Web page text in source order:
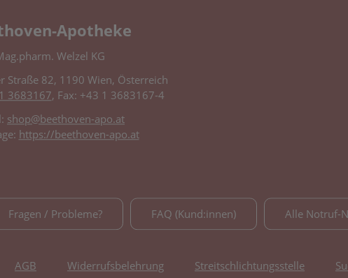
Apotheke
Welzel KG
Straße 82, 1190 Wien, Österreich
3683167, Fax: +43 1 3683167-4
shop@beethoven-apo.at
https://beethoven-apo.at
Fragen / Probleme? FAQ (Kund:innen) Alle Notruf-
AGB Widerrufsbelehrung Streitschlichtungsstelle